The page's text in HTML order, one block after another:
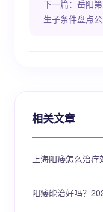
下一篇：岳阳
生子条件盘点
相关文章
上海阳痿怎么治
阳痿能治好吗？